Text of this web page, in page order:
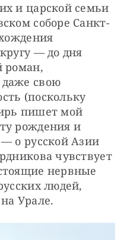
и царской семьи
соборе Санкт-
— до дня
роман,
свою
(поскольку
пишет мой
рождения и
о русской Азии
чувствует
нервные
людей,
Урале.